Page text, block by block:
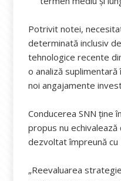
Potrivit notei,
determinată inclusiv
tehnologice recente
o analiză
noi angajamente
Conducerea SNN ține
propus nu
dezvoltat împreună cu
„Reevaluarea